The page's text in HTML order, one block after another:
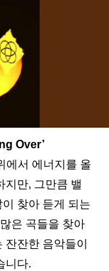
Over’
에서 에너지를 올
지만, 그만큼 밸
찾아 듣게 되는
은 곡들을 찾아
잔한 음악들이
니다.